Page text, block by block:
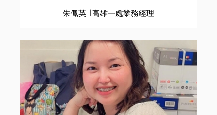
朱佩英 ∣ 高雄一處業務經理